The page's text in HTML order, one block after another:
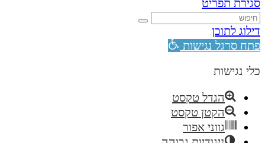
סגירת תפריט
דילוג לתוכן
פתח סרגל נגישות
כלי נגישות
הגדל טקסט
הקטן טקסט
גווני אפור